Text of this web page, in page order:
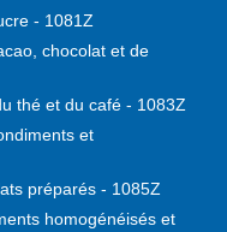
- 1081Z
chocolat et de
thé et du café - 1083Z
et
préparés - 1085Z
homogénéisés et